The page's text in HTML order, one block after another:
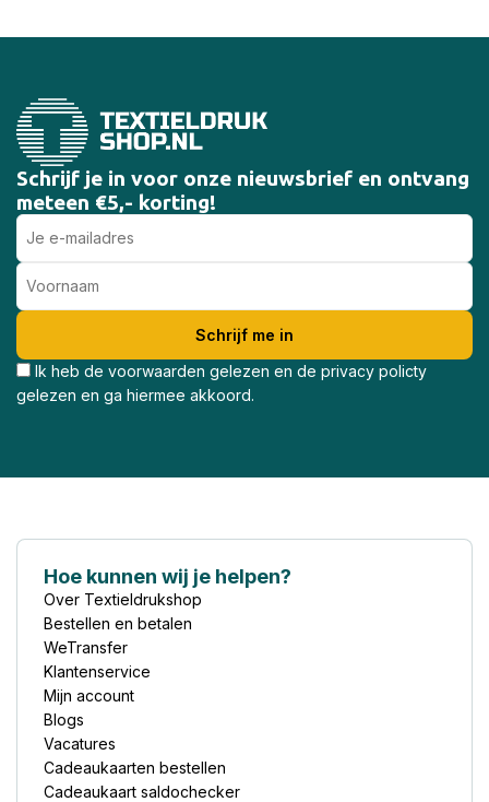
Schrijf je in voor onze nieuwsbrief en ontvang
meteen €5,- korting!
Ik heb de voorwaarden gelezen en de privacy policty
gelezen en ga hiermee akkoord.
Hoe kunnen wij je helpen?
Over Textieldrukshop
Bestellen en betalen
WeTransfer
Klantenservice
Mijn account
Blogs
Vacatures
Cadeaukaarten bestellen
Cadeaukaart saldochecker